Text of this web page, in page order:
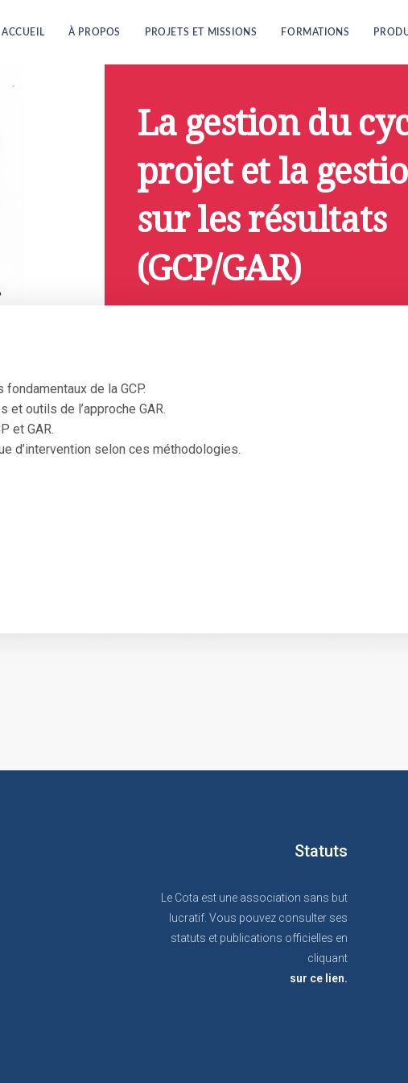
ACCUEIL À PROPOS PROJETS ET MISSIONS FORMATIONS
La gestion du
projet et la
sur les résultats
(GCP/GAR)
de la GCP.
et outils de l’approche GAR.
et GAR.
d’intervention selon ces méthodologies.
Statuts
Le Cota est une association sans but
lucratif. Vous pouvez consulter ses
statuts et publications officielles en
cliquant
sur ce lien.